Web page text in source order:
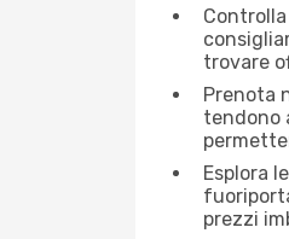
trovare
Prenota
tendono
Esplora
prezzi